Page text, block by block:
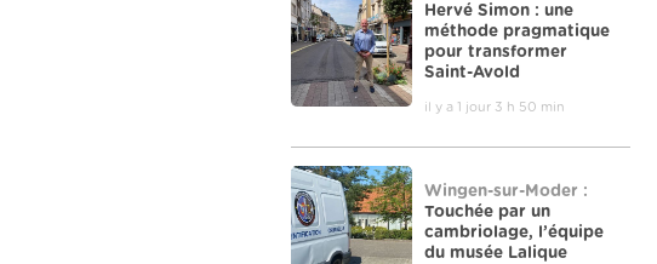
Hervé Simon : une
méthode pragmatique
pour transformer
Saint-Avold
il y a 1 jour 3 h 50 min
Wingen-sur-Moder :
Touchée par un
cambriolage, l’équipe
du musée Lalique